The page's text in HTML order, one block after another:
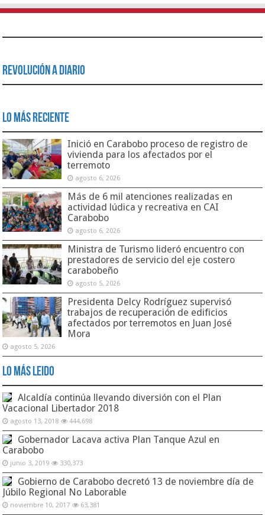
Revolución a Diario
Lo Más Reciente
Inició en Carabobo proceso de registro de
vivienda para los afectados por el
terremoto
agosto 6, 2026
Más de 6 mil atenciones realizadas en
actividad lúdica y recreativa en CAI
Carabobo
agosto 6, 2026
Ministra de Turismo lideró encuentro con
prestadores de servicio del eje costero
carabobeño
agosto 5, 2026
Presidenta Delcy Rodríguez supervisó
trabajos de recuperación de edificios
afectados por terremotos en Juan José
Mora
agosto 5, 2026
Lo Más Leido
Alcaldía continúa llevando diversión con el Plan
Vacacional Libertador 2018
agosto 13, 2018 444,698
Gobernador Lacava activa Plan Tanque Azul en
Carabobo
junio 3, 2019 330,373
Gobierno de Carabobo decretó 13 de noviembre día de
Júbilo Regional No Laborable
noviembre 10, 2017 63,381